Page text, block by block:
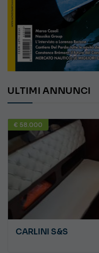
ULTIMI ANNUNCI
€ 58.000
CARLINI S&S